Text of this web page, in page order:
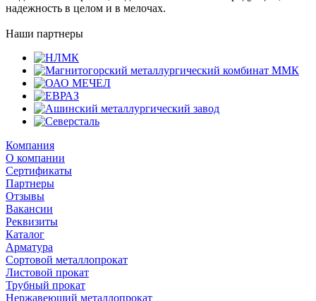
надежность в целом и в мелочах.
Наши партнеры
Компания
О компании
Сертификаты
Партнеры
Отзывы
Вакансии
Реквизиты
Каталог
Арматура
Сортовой металлопрокат
Листовой прокат
Трубный прокат
Нержавеющий металлопрокат